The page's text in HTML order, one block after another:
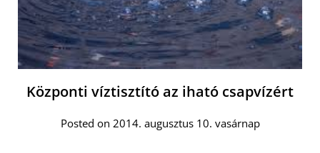
Központi víztisztító az iható csapvízért
Posted on 2014. augusztus 10. vasárnap